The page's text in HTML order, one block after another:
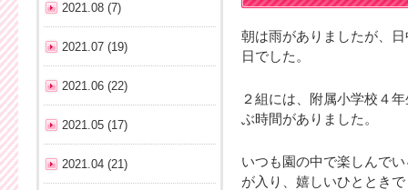
朝は雨がありましたが、
日でした。
２組には、附属小学校４
ぶ時間がありました。
いつも園の中で楽しんで
が入り、嬉しいひととき
2021.08 (7)
2021.07 (19)
2021.06 (22)
2021.05 (17)
2021.04 (21)